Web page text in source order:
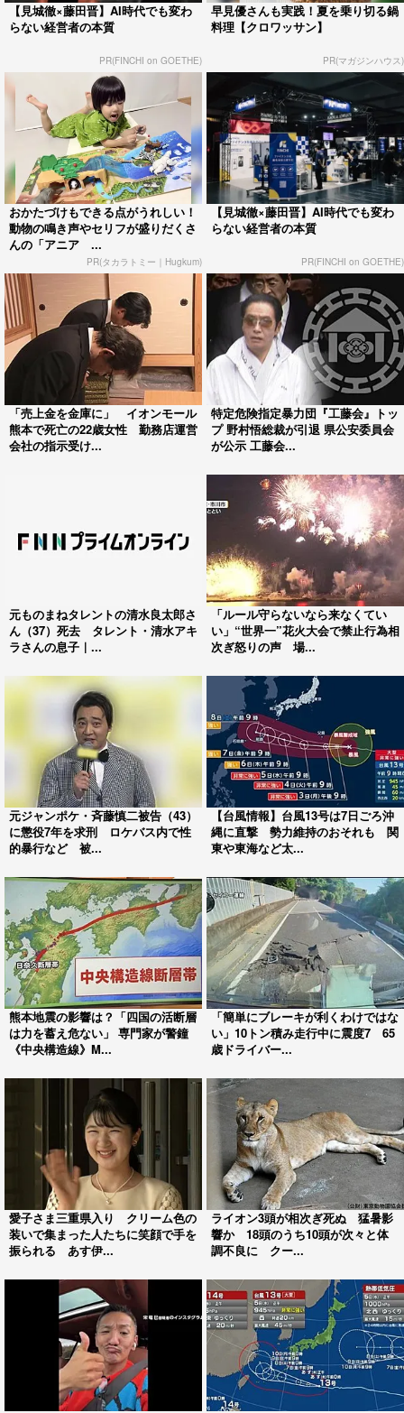
【見城徹×藤田晋】AI時代でも変わ
らない経営者の本質
PR(FINCHI on GOETHE)
早見優さんも実践！夏を乗り切る鍋
料理【クロワッサン】
PR(マガジンハウス)
おかたづけもできる点がうれしい！
動物の鳴き声やセリフが盛りだくさ
んの「アニア ...
PR(タカラトミー｜Hugkum)
【見城徹×藤田晋】AI時代でも変わ
らない経営者の本質
PR(FINCHI on GOETHE)
「売上金を金庫に」 イオンモール
熊本で死亡の22歳女性 勤務店運営
会社の指示受け...
特定危険指定暴力団『工藤会』トッ
プ 野村悟総裁が引退 県公安委員会
が公示 工藤会...
元ものまねタレントの清水良太郎さ
ん（37）死去 タレント・清水アキ
ラさんの息子｜...
「ルール守らないなら来なくてい
い」“世界一”花火大会で禁止行為相
次ぎ怒りの声 場...
元ジャンポケ・斉藤慎二被告（43）
に懲役7年を求刑 ロケバス内で性
的暴行など 被...
【台風情報】台風13号は7日ごろ沖
縄に直撃 勢力維持のおそれも 関
東や東海など太...
熊本地震の影響は？「四国の活断層
は力を蓄え危ない」 専門家が警鐘
《中央構造線》M...
「簡単にブレーキが利くわけではな
い」10トン積み走行中に震度7 65
歳ドライバー...
愛子さま三重県入り クリーム色の
装いで集まった人たちに笑顔で手を
振られる あす伊...
ライオン3頭が相次ぎ死ぬ 猛暑影
響か 18頭のうち10頭が次々と体
調不良に クー...